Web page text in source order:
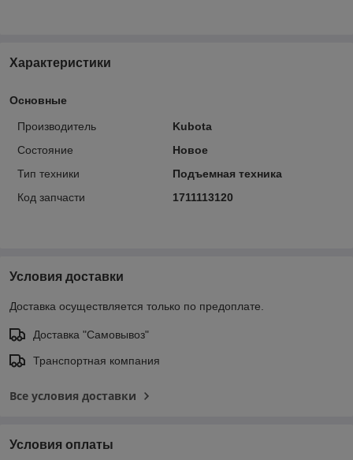
Характеристики
Основные
Производитель
Kubota
Состояние
Новое
Тип техники
Подъемная техника
Код запчасти
1711113120
Условия доставки
Доставка осуществляется только по предоплате.
Доставка "Самовывоз"
Транспортная компания
Все условия доставки
Условия оплаты